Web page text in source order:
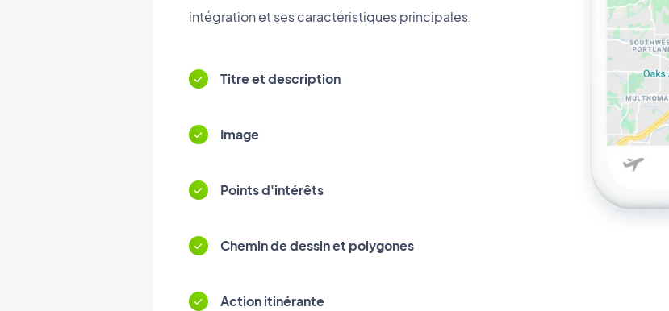
intégration et ses caractéristiques principales.
Titre et description
Image
Points d'intérêts
Chemin de dessin et polygones
Action itinérante